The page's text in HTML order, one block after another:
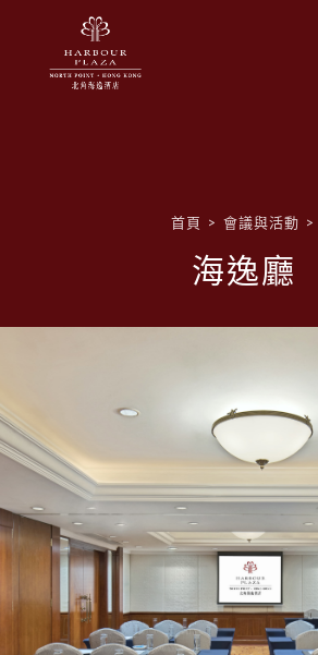
首頁 > 會議與活動 >
海逸廳